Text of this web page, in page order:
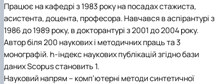
Працює на кафедрі з 1983 року на посадах стажиста,
асистента, доцента, професора. Навчався в аспірантурі з
1986 до 1989 року, в докторантурі з 2001 до 2004 року.
Автор біля 200 наукових і методичних праць та 3
монографій. h-індекс наукових публікацій згідно бази
даних Scopus становить 1.
Науковий напрям – комп’ютерні методи синтетичної